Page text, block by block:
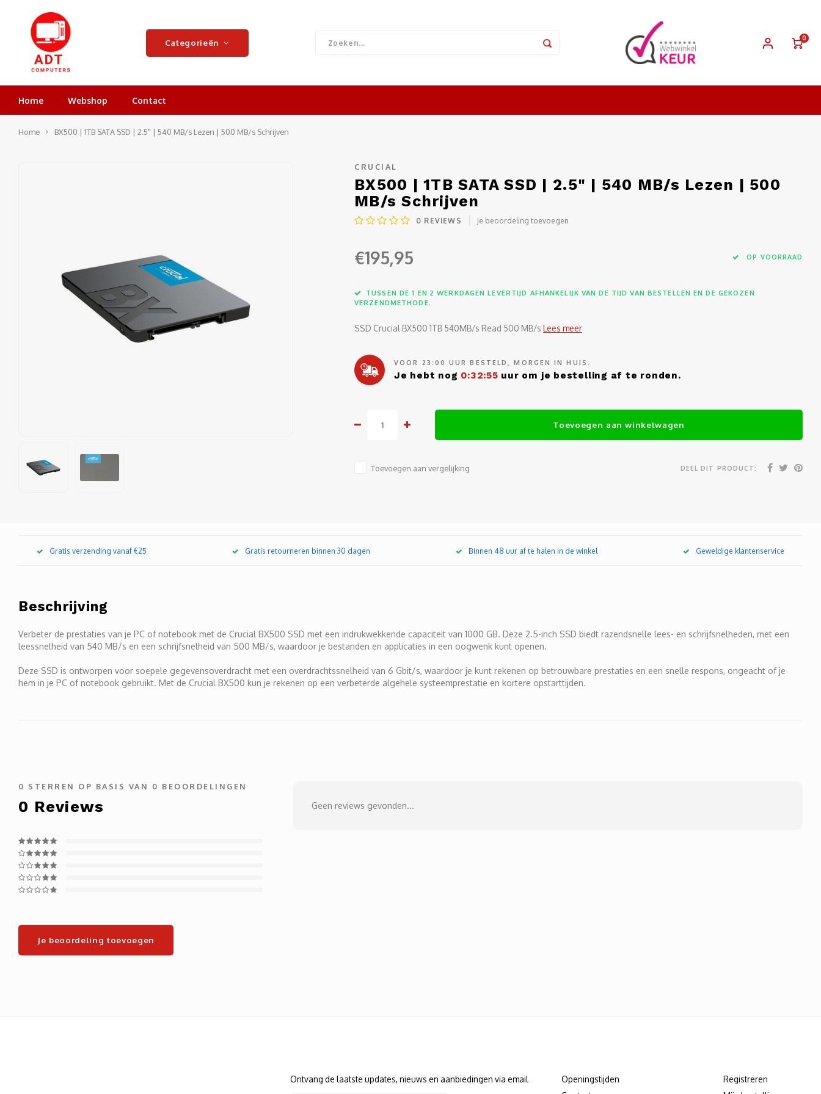
Categorieën 0
Home Webshop Contact
Home BX500 | 1TB SATA SSD | 2.5" | 540 MB/s Lezen | 500 MB/s Schrijven
CRUCIAL
BX500 | 1TB SATA SSD | 2.5" | 540 MB/s Lezen | 500
MB/s Schrijven
0 REVIEWS Je beoordeling toevoegen
€195,95 OP VOORRAAD
TUSSEN DE 1 EN 2 WERKDAGEN LEVERTIJD AFHANKELIJK VAN DE TIJD VAN BESTELLEN EN DE GEKOZEN
VERZENDMETHODE.
SSD Crucial BX500 1TB 540MB/s Read 500 MB/s Lees meer
VOOR 23:00 UUR BESTELD, MORGEN IN HUIS.
Je hebt nog 0:32:55 uur om je bestelling af te ronden.
Toevoegen aan winkelwagen
Toevoegen aan vergelijking DEEL DIT PRODUCT:
Gratis verzending vanaf €25 Gratis retourneren binnen 30 dagen Binnen 48 uur af te halen in de winkel Geweldige klantenservice
Beschrijving
Verbeter de prestaties van je PC of notebook met de Crucial BX500 SSD met een indrukwekkende capaciteit van 1000 GB. Deze 2.5-inch SSD biedt razendsnelle lees- en schrijfsnelheden, met een
leessnelheid van 540 MB/s en een schrijfsnelheid van 500 MB/s, waardoor je bestanden en applicaties in een oogwenk kunt openen.
Deze SSD is ontworpen voor soepele gegevensoverdracht met een overdrachtssnelheid van 6 Gbit/s, waardoor je kunt rekenen op betrouwbare prestaties en een snelle respons, ongeacht of je
hem in je PC of notebook gebruikt. Met de Crucial BX500 kun je rekenen op een verbeterde algehele systeemprestatie en kortere opstarttijden.
0 STERREN OP BASIS VAN 0 BEOORDELINGEN
0 Reviews
Je beoordeling toevoegen
Geen reviews gevonden...
Ontvang de laatste updates, nieuws en aanbiedingen via email
Openingstijden
Registreren